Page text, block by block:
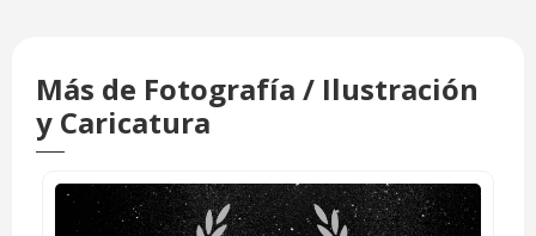
Más de Fotografía / Ilustración
y Caricatura